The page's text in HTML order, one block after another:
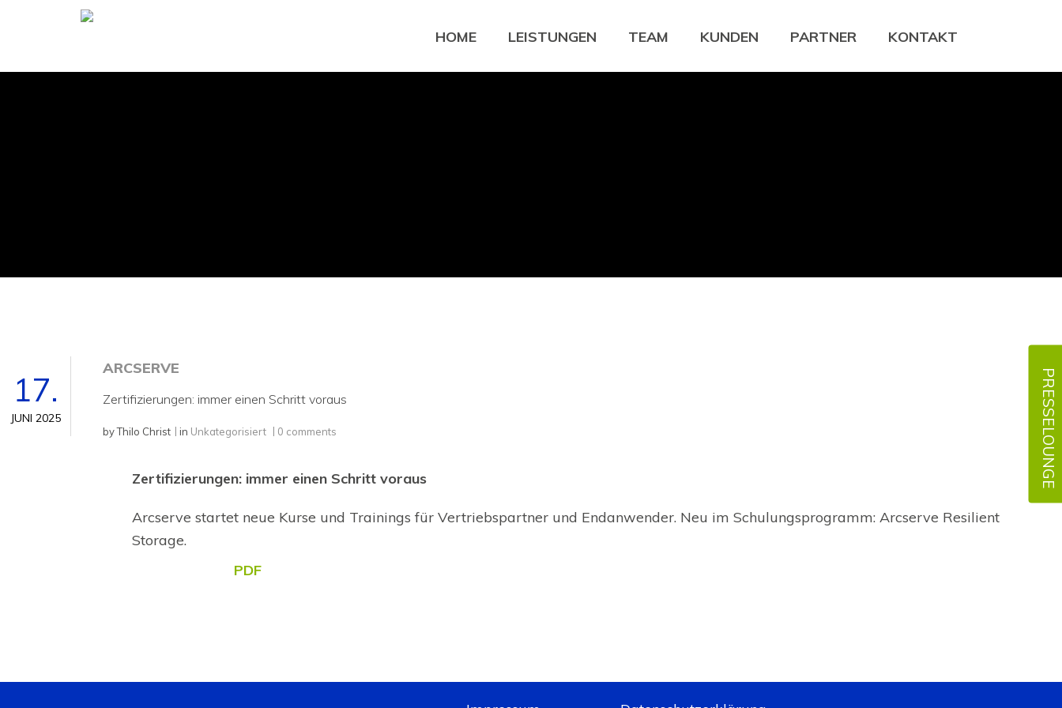
HOME LEISTUNGEN TEAM KUNDEN PARTNER KONTAKT
17.
JUNI 2025
ARCSERVE
Zertifizierungen: immer einen Schritt voraus
byThilo Christ in Unkategorisiert 0 comments
Zertifizierungen: immer einen Schritt voraus
Arcserve startet neue Kurse und Trainings für Vertriebspartner und Endanwender. Neu im Schulungsprogramm: Arcserve Resilient
Storage.
PDF
PRESSELOUNGE